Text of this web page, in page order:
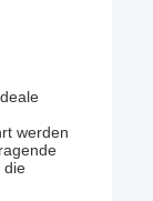
werden
die